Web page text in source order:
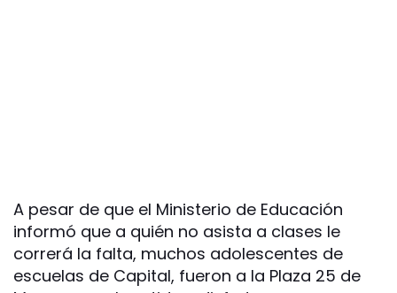
A pesar de que el Ministerio de Educación
informó que a quién no asista a clases le
correrá la falta, muchos adolescentes de
escuelas de Capital, fueron a la Plaza 25 de